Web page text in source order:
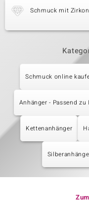
Schmuck mit Zirkon
Schmuck online
Anhänger - Passend zu
Kettenanhänger